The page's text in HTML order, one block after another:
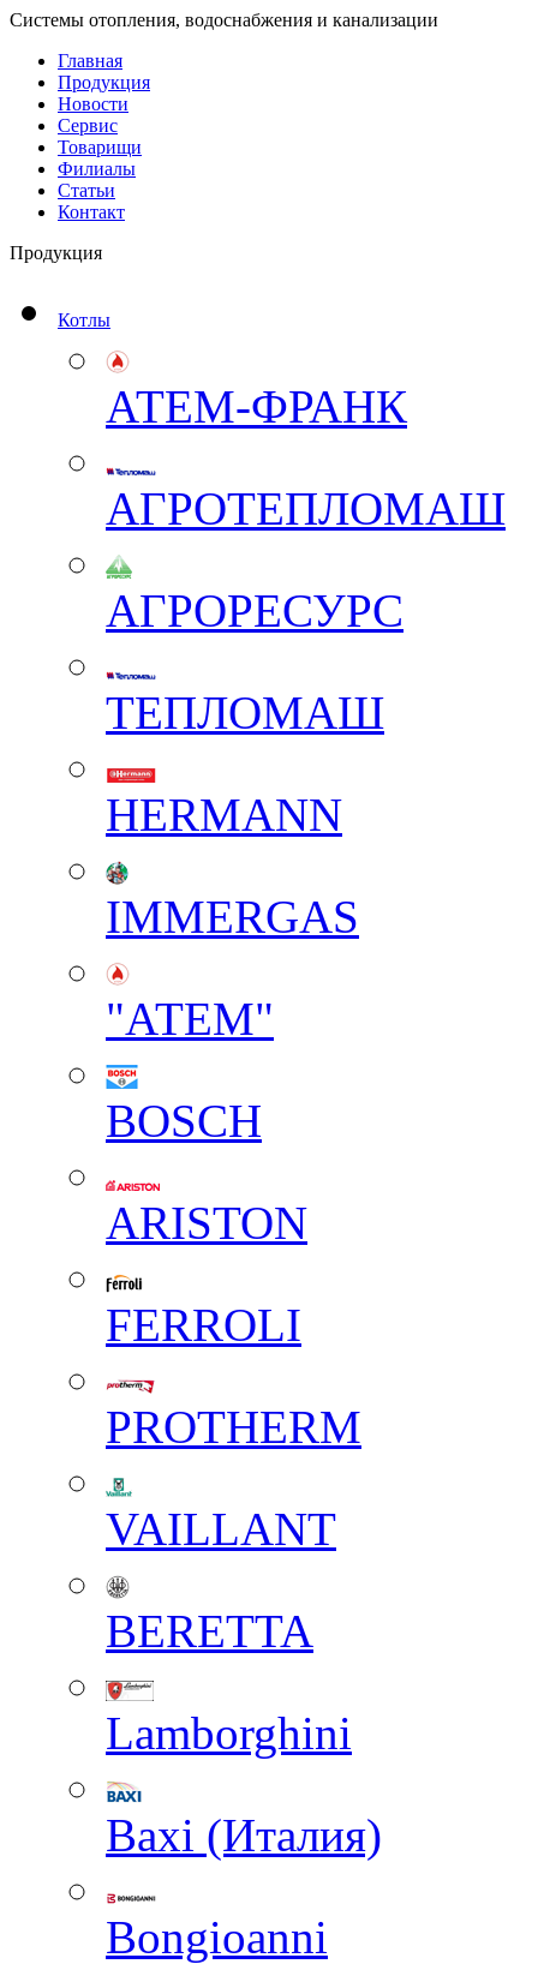
Системы отопления, водоснабжения и канализации
Главная
Продукция
Новости
Сервис
Товарищи
Филиалы
Статьи
Контакт
Продукция
Котлы
АТЕМ-ФРАНК
АГРОТЕПЛОМАШ
АГРОРЕСУРС
ТЕПЛОМАШ
HERMANN
IMMERGAS
"АТЕМ"
BOSCH
ARISTON
FERROLI
PROTHERM
VAILLANT
BERETTA
Lamborghini
Baxi (Италия)
Вongioanni